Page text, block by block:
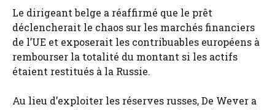
Le dirigeant belge a réaffirmé que le prêt
déclencherait le chaos sur les marchés financiers
de l’UE et exposerait les contribuables européens à
rembourser la totalité du montant si les actifs
étaient restitués à la Russie.
Au lieu d’exploiter les réserves russes, De Wever a